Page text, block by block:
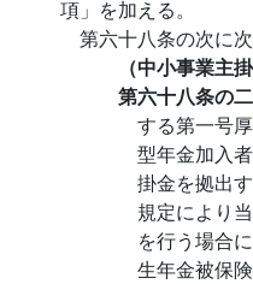
項」を加える。
第六十八条の次に
（中小事業主掛
第六十八条の
する第一号
型年金加入
掛金を拠出
規定により
を行う場合
生年金被保